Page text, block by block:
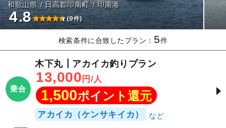
和歌山県 日高郡印南町 印南港
4.8 (9件)
検索条件に合致したプラン： 5件
乗合
木下丸┃アカイカ釣りプラン
13,000 円/人
1,500ポイント還元
アカイカ（ケンサキイカ）